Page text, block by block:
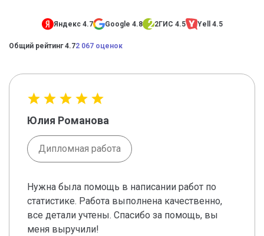
Яндекс 4.7 Google 4.8 2ГИС 4.5 Yell 4.5
Общий рейтинг 4.72 067 оценок
Юлия Романова
Дипломная работа
Нужна была помощь в написании работ по
статистике. Работа выполнена качественно,
все детали учтены. Спасибо за помощь, вы
меня выручили!